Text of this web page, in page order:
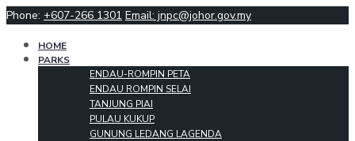
Phone: +607-266 1301 Email: jnpc@johor.gov.my
HOME
PARKS
ENDAU-ROMPIN PETA
ENDAU ROMPIN SELAI
TANJUNG PIAI
PULAU KUKUP
GUNUNG LEDANG LAGENDA